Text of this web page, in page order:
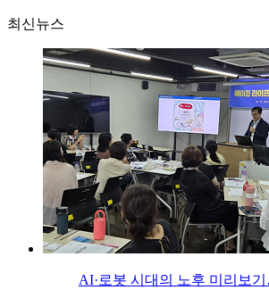
최신뉴스
AI·로봇 시대의 노후 미리보